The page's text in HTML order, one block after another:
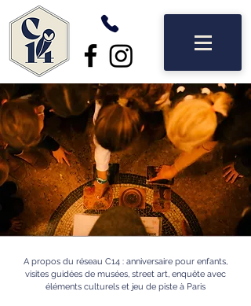
A propos du réseau C14 : anniversaire pour enfants,
visites guidées de musées, street art, enquête avec
éléments culturels et jeu de piste à Paris